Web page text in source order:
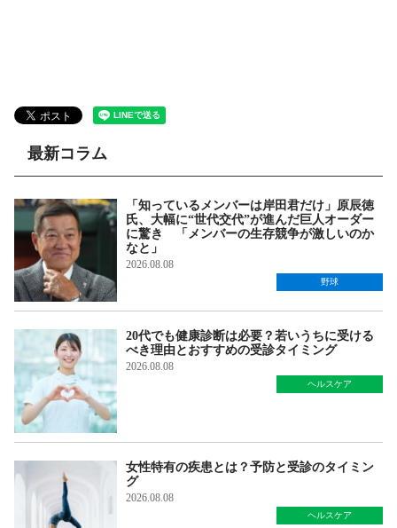
最新コラム
「知っているメンバーは岸田君だけ」原辰徳
氏、大幅に“世代交代”が進んだ巨人オーダー
に驚き 「メンバーの生存競争が激しいのか
なと」
2026.08.08
野球
20代でも健康診断は必要？若いうちに受ける
べき理由とおすすめの受診タイミング
2026.08.08
ヘルスケア
女性特有の疾患とは？予防と受診のタイミン
グ
2026.08.08
ヘルスケア